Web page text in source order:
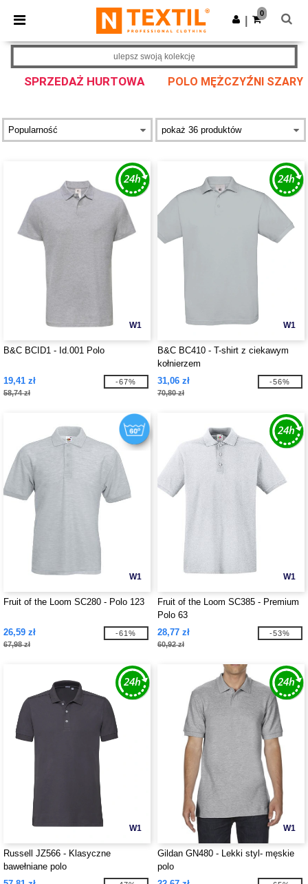
× Aplikacja Ntextil
Lepsze ceny w aplikacji!
Pobierz app
0
SPRZEDAŻ HURTOWA POLO MĘŻCZYŹNI SZARY
ulepsz swoją kolekcję
W1
B&C BCID1 - Id.001 Polo
19,41 zł
58,74 zł
-67%
W1
B&C BC410 - T-shirt z ciekawym
kołnierzem
31,06 zł
70,80 zł
-56%
W1
Fruit of the Loom SC280 - Polo 123
26,59 zł
67,98 zł
-61%
W1
Fruit of the Loom SC385 - Premium
Polo 63
28,77 zł
60,92 zł
-53%
W1
Russell JZ566 - Klasyczne
bawełniane polo
W1
Gildan GN480 - Lekki styl- męskie
polo